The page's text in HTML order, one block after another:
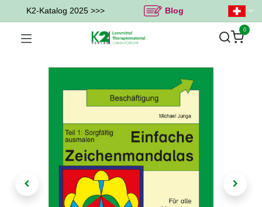
K2-Katalog 2025 >>> Blog
0